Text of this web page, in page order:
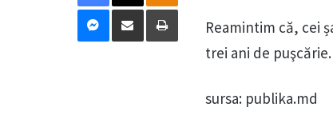
Reamintim că, cei
trei ani de puşcărie.
sursa: publika.md
Messenger
Distribuie prin mail Tipărește